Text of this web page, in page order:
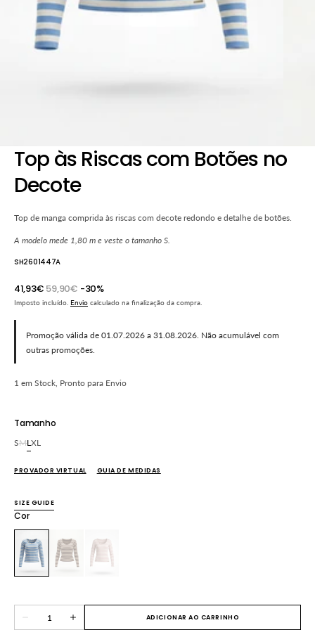
galeria
Top às Riscas com Botões no
Decote
Top de manga comprida às riscas com decote redondo e detalhe de botões.
A modelo mede 1,80 m e veste o tamanho S.
SH2601447A
Preço
normal
59,90€
Preço
promocional
41,93€ -30%
Imposto incluído. Envio calculado na finalização da compra.
Promoção válida de 01.07.2026 a 31.08.2026. Não acumulável com
outras promoções.
1 em Stock, Pronto para Envio
Tamanho
SVariante
ou
MVariante
ou
LVariante
ou
XLVariante
ou
PROVADOR VIRTUAL GUIA DE MEDIDAS
SIZE GUIDE
Cor
Variante
esgotada
indisponível
Variante
indisponível
Variante
indisponível
Diminuir
Quantidade
Aumentar
ADICIONAR AO CARRINHO